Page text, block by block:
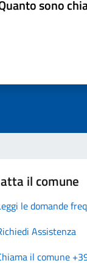
sono
il comune
le domande
Assistenza
il comune